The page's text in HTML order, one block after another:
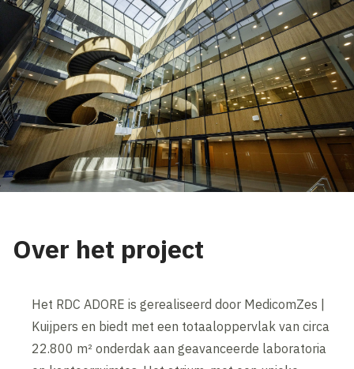
Over het project
Het RDC ADORE is gerealiseerd door MedicomZes |
Kuijpers en biedt met een totaaloppervlak van circa
22.800 m² onderdak aan geavanceerde laboratoria